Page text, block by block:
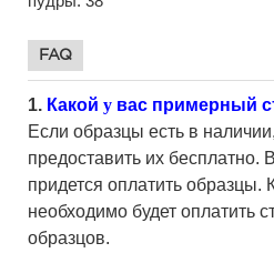
FAQ
1. Какой у вас примерный
Если образцы есть в
предоставить их бесплатно.
придется оплатить образцы.
необходимо будет оплатить
образцов.